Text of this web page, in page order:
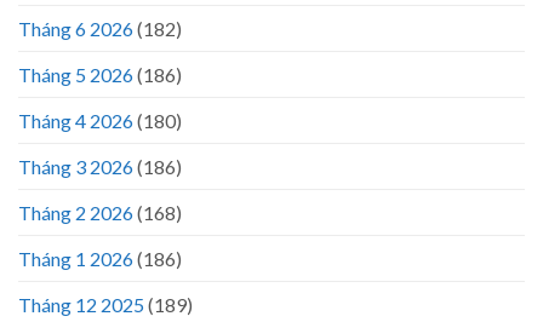
Tháng 6 2026(182)
Tháng 5 2026(186)
Tháng 4 2026(180)
Tháng 3 2026(186)
Tháng 2 2026(168)
Tháng 1 2026(186)
Tháng 12 2025(189)